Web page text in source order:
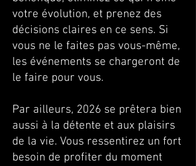
votre évolution, et prenez des
décisions claires en ce sens. Si
vous ne le faites pas vous-même,
les événements se chargeront de
le faire pour vous.
Par ailleurs, 2026 se prêtera bien
aussi à la détente et aux plaisirs
de la vie. Vous ressentirez un fort
besoin de profiter du moment